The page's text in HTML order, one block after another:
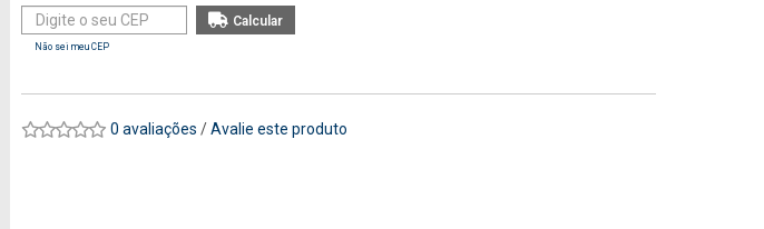
Não sei meu CEP
0 avaliações /Avalie este produto